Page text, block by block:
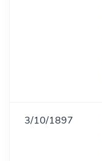
3/10/1897